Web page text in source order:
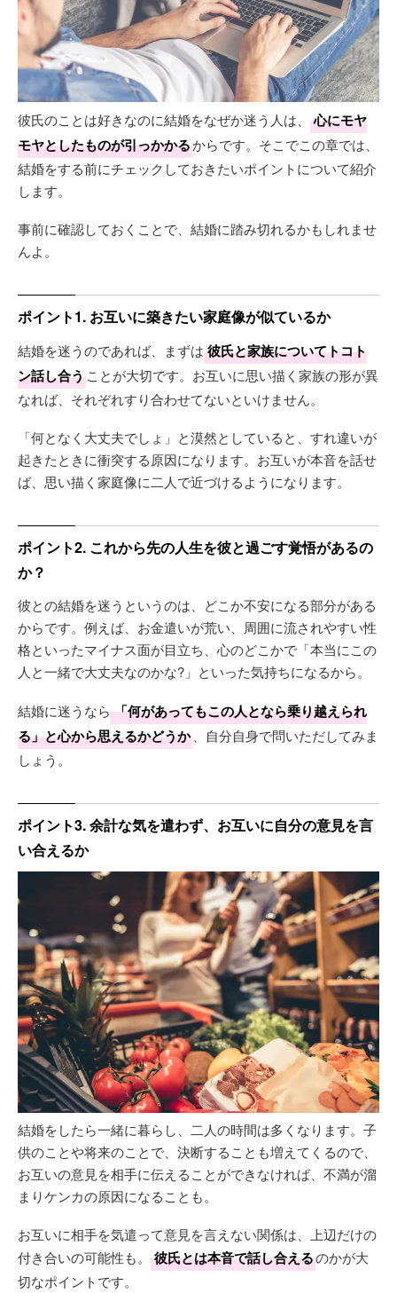
彼氏のことは好きなのに結婚をなぜか迷う人は、
心にモヤ
モヤとしたものが引っかかるからです。そこでこの章では、
結婚をする前にチェックしておきたいポイントについて紹介
します。
事前に確認しておくことで、結婚に踏み切れるかもしれませ
んよ。
ポイント1. お互いに築きたい家庭像が似ているか
結婚を迷うのであれば、まずは 彼氏と家族についてトコト
ン話し合うことが大切です。お互いに思い描く家族の形が異
なれば、それぞれすり合わせてないといけません。
「何となく大丈夫でしょ」と漠然としていると、すれ違いが
起きたときに衝突する原因になります。お互いが本音を話せ
ば、思い描く家庭像に二人で近づけるようになります。
ポイント2. これから先の人生を彼と過ごす覚悟があるの
か？
彼との結婚を迷うというのは、どこか不安になる部分がある
からです。例えば、お金遣いが荒い、周囲に流されやすい性
格といったマイナス面が目立ち、心のどこかで「本当にこの
人と一緒で大丈夫なのかな?」といった気持ちになるから。
結婚に迷うなら 「何があってもこの人となら乗り越えられ
る」と心から思えるかどうか 、自分自身で問いただしてみま
しょう。
ポイント3. 余計な気を遣わず、お互いに自分の意見を言
い合えるか
結婚をしたら一緒に暮らし、二人の時間は多くなります。子
供のことや将来のことで、決断することも増えてくるので、
お互いの意見を相手に伝えることができなければ、不満が溜
まりケンカの原因になることも。
お互いに相手を気遣って意見を言えない関係は、上辺だけの
付き合いの可能性も。
彼氏とは本音で話し合えるのかが大
切なポイントです。